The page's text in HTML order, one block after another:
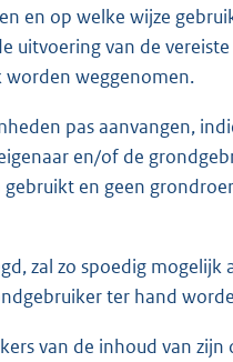
en op welke wijze
uitvoering van de
weggenomen.
pas aanvangen,
en/of de
en geen
zal zo spoedig
ter hand
van de inhoud van